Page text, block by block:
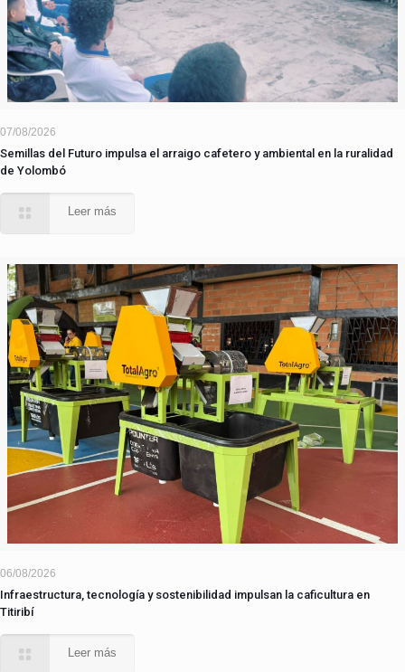
07/08/2026
Semillas del Futuro impulsa el arraigo cafetero y ambiental en la ruralidad
de Yolombó
Leer más
06/08/2026
Infraestructura, tecnología y sostenibilidad impulsan la caficultura en
Titiribí
Leer más